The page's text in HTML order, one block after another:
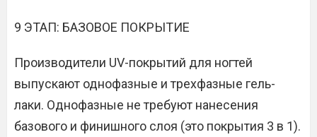
9 ЭТАП: БАЗОВОЕ ПОКРЫТИЕ
Производители UV-покрытий для ногтей
выпускают однофазные и трехфазные гель-
лаки. Однофазные не требуют нанесения
базового и финишного слоя (это покрытия 3 в 1).